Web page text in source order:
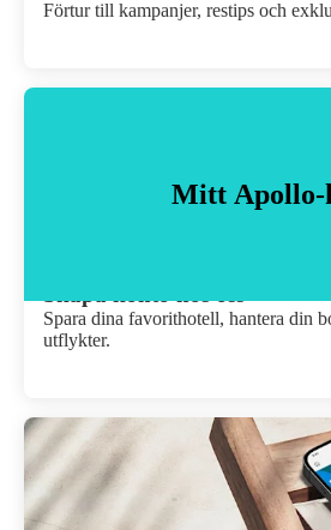
Förtur till kampanjer, restips och
Mitt Apollo-
Skapa konto hos oss
Spara dina favorithotell, hantera din
utflykter.